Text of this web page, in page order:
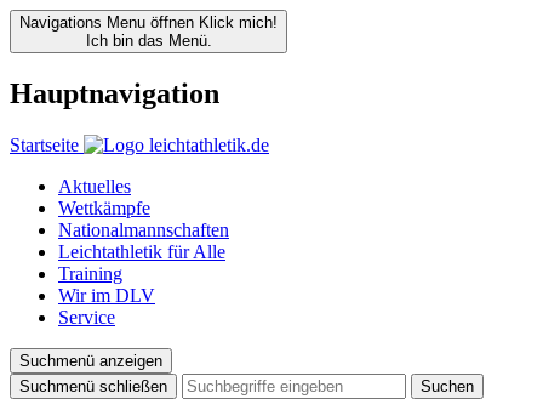
Navigations Menu öffnen Klick mich!
Ich bin das Menü.
Hauptnavigation
Startseite
Aktuelles
Wettkämpfe
Nationalmannschaften
Leichtathletik für Alle
Training
Wir im DLV
Service
Suchmenü anzeigen
Suchmenü schließen
Suchen